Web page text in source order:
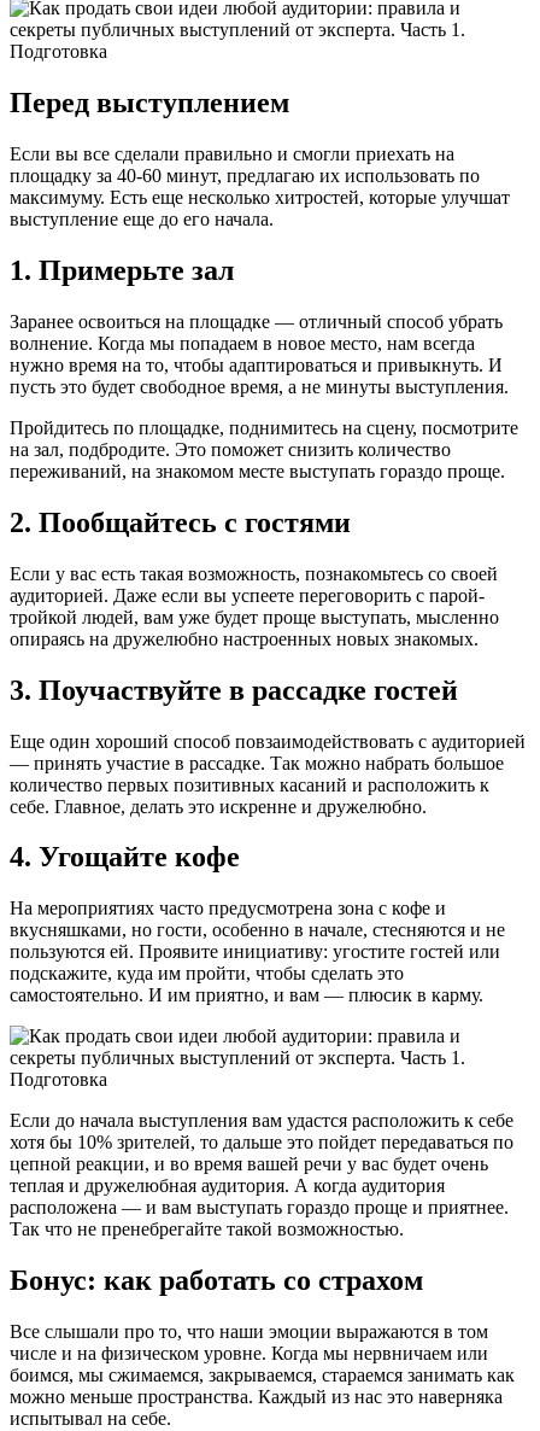
Перед выступлением
Если вы все сделали правильно и смогли приехать на
площадку за 40-60 минут, предлагаю их использовать по
максимуму. Есть еще несколько хитростей, которые улучшат
выступление еще до его начала.
1. Примерьте зал
Заранее освоиться на площадке — отличный способ убрать
волнение. Когда мы попадаем в новое место, нам всегда
нужно время на то, чтобы адаптироваться и привыкнуть. И
пусть это будет свободное время, а не минуты выступления.
Пройдитесь по площадке, поднимитесь на сцену, посмотрите
на зал, подбродите. Это поможет снизить количество
переживаний, на знакомом месте выступать гораздо проще.
2. Пообщайтесь с гостями
Если у вас есть такая возможность, познакомьтесь со своей
аудиторией. Даже если вы успеете переговорить с парой-
тройкой людей, вам уже будет проще выступать, мысленно
опираясь на дружелюбно настроенных новых знакомых.
3. Поучаствуйте в рассадке гостей
Еще один хороший способ повзаимодействовать с аудиторией
— принять участие в рассадке. Так можно набрать большое
количество первых позитивных касаний и расположить к
себе. Главное, делать это искренне и дружелюбно.
4. Угощайте кофе
На мероприятиях часто предусмотрена зона с кофе и
вкусняшками, но гости, особенно в начале, стесняются и не
пользуются ей. Проявите инициативу: угостите гостей или
подскажите, куда им пройти, чтобы сделать это
самостоятельно. И им приятно, и вам — плюсик в карму.
Если до начала выступления вам удастся расположить к себе
хотя бы 10% зрителей, то дальше это пойдет передаваться по
цепной реакции, и во время вашей речи у вас будет очень
теплая и дружелюбная аудитория. А когда аудитория
расположена — и вам выступать гораздо проще и приятнее.
Так что не пренебрегайте такой возможностью.
Бонус: как работать со страхом
Все слышали про то, что наши эмоции выражаются в том
числе и на физическом уровне. Когда мы нервничаем или
боимся, мы сжимаемся, закрываемся, стараемся занимать как
можно меньше пространства. Каждый из нас это наверняка
испытывал на себе.